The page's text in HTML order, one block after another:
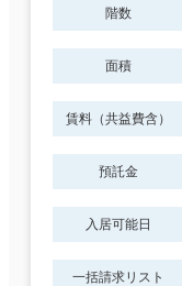
階数
面積
賃料（共益費含）
預託金
入居可能日
一括請求リスト